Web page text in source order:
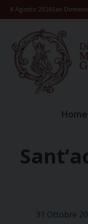
Skip8 Agosto 2026San
Home
31 Ottobre